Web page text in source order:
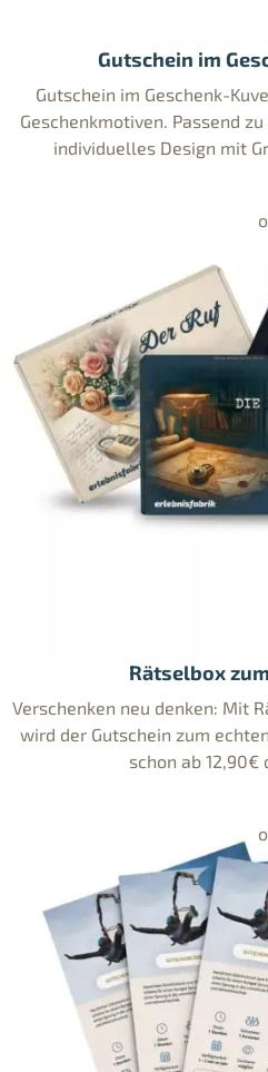
Gutschein im
Gutschein im Geschenk-
Geschenkmotiven. Passend
individuelles Design mit
Rätselbox
Verschenken neu denken: Mit
wird der Gutschein zum
schon ab 12,90€